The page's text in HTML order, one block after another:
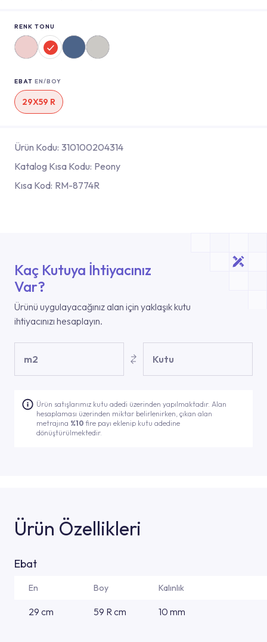
RENK TONU
EBAT EN/BOY
29X59 R
Ürün Kodu: 310100204314
Katalog Kısa Kodu: Peony
Kısa Kod: RM-8774R
Kaç Kutuya İhtiyacınız
Var?
Ürünü uygulayacağınız alan için yaklaşık kutu
ihtiyacınızı hesaplayın.
m2 Kutu
Ürün satışlarımız kutu adedi üzerinden yapılmaktadır. Alan
hesaplaması üzerinden miktar belirlenirken, çıkan alan
metrajına %10fire payı eklenip kutu adedine
dönüştürülmektedir.
Ürün Özellikleri
Ebat
En Boy Kalınlık
29 cm 59 R cm 10 mm